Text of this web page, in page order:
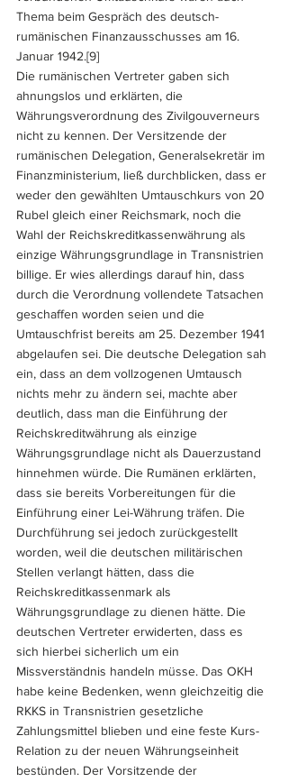
Thema beim Gespräch des deutsch-
rumänischen Finanzausschusses am 16.
Januar 1942.[9]
Die rumänischen Vertreter gaben sich
ahnungslos und erklärten, die
Währungsverordnung des Zivilgouverneurs
nicht zu kennen. Der Versitzende der
rumänischen Delegation, Generalsekretär im
Finanzministerium, ließ durchblicken, dass er
weder den gewählten Umtauschkurs von 20
Rubel gleich einer Reichsmark, noch die
Wahl der Reichskreditkassenwährung als
einzige Währungsgrundlage in Transnistrien
billige. Er wies allerdings darauf hin, dass
durch die Verordnung vollendete Tatsachen
geschaffen worden seien und die
Umtauschfrist bereits am 25. Dezember 1941
abgelaufen sei. Die deutsche Delegation sah
ein, dass an dem vollzogenen Umtausch
nichts mehr zu ändern sei, machte aber
deutlich, dass man die Einführung der
Reichskreditwährung als einzige
Währungsgrundlage nicht als Dauerzustand
hinnehmen würde. Die Rumänen erklärten,
dass sie bereits Vorbereitungen für die
Einführung einer Lei-Währung träfen. Die
Durchführung sei jedoch zurückgestellt
worden, weil die deutschen militärischen
Stellen verlangt hätten, dass die
Reichskreditkassenmark als
Währungsgrundlage zu dienen hätte. Die
deutschen Vertreter erwiderten, dass es
sich hierbei sicherlich um ein
Missverständnis handeln müsse. Das OKH
habe keine Bedenken, wenn gleichzeitig die
RKKS in Transnistrien gesetzliche
Zahlungsmittel blieben und eine feste Kurs-
Relation zu der neuen Währungseinheit
bestünden. Der Vorsitzende der